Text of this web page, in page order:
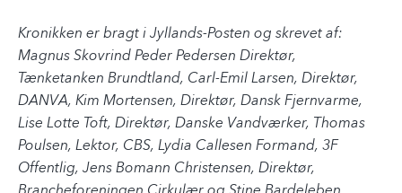
Kronikken er bragt i Jyllands-Posten og skrevet af:
Magnus Skovrind Peder Pedersen Direktør,
Tænketanken Brundtland, Carl-Emil Larsen, Direktør,
DANVA, Kim Mortensen, Direktør, Dansk Fjernvarme,
Lise Lotte Toft, Direktør, Danske Vandværker, Thomas
Poulsen, Lektor, CBS, Lydia Callesen Formand, 3F
Offentlig, Jens Bomann Christensen, Direktør,